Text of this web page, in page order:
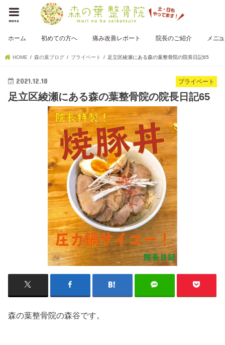
menu
ホーム 初めての方へ 痛み改善レポート 院長のご紹介 メニ
HOME 森の葉ブログ プライベート 足立区綾瀬にある森の葉整骨院の院長日記65
プライベート
2021.12.18
足立区綾瀬にある森の葉整骨院の院長日記65
森の葉整骨院の森谷です。